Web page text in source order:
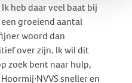
heb daar veel baat bij
groeiend aantal
woord dan
over zijn. Ik wil dit
zoek bent naar hulp,
sneller en